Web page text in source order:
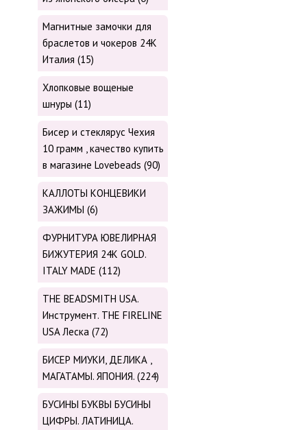
Магнитные замочки для
браслетов и чокеров 24К
Италия (15)
Хлопковые вощеные
шнуры (11)
Бисер и стеклярус Чехия
10 грамм , качество купить
в магазине Lovebeads (90)
КАЛЛОТЫ КОНЦЕВИКИ
ЗАЖИМЫ (6)
ФУРНИТУРА ЮВЕЛИРНАЯ
БИЖУТЕРИЯ 24К GOLD.
ITALY MADE (112)
THE BEADSMITH USA.
Инструмент. THE FIRELINE
USA Леска (72)
БИСЕР МИУКИ, ДЕЛИКА ,
МАГАТАМЫ. ЯПОНИЯ. (224)
БУСИНЫ БУКВЫ БУСИНЫ
ЦИФРЫ. ЛАТИНИЦА.